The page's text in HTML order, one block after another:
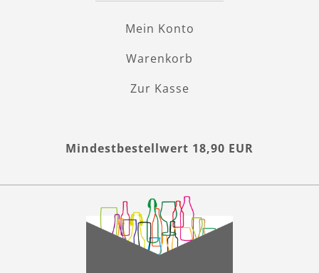
Mein Konto
Warenkorb
Zur Kasse
Mindestbestellwert 18,90 EUR